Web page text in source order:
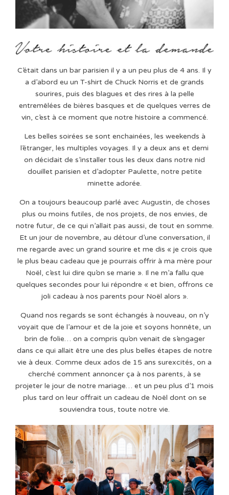
C’était dans un bar parisien il y a un peu plus de 4 ans. Il y
a d’abord eu un T-shirt de Chuck Norris et de grands
sourires, puis des blagues et des rires à la pelle
entremêlées de bières basques et de quelques verres de
vin, c’est à ce moment que notre histoire a commencé.
Les belles soirées se sont enchainées, les weekends à
l’étranger, les multiples voyages. Il y a deux ans et demi
on décidait de s’installer tous les deux dans notre nid
douillet parisien et d’adopter Paulette, notre petite
minette adorée.
On a toujours beaucoup parlé avec Augustin, de choses
plus ou moins futiles, de nos projets, de nos envies, de
notre futur, de ce qui n’allait pas aussi, de tout en somme.
Et un jour de novembre, au détour d’une conversation, il
me regarde avec un grand sourire et me dis « je crois que
le plus beau cadeau que je pourrais offrir à ma mère pour
Noël, c’est lui dire qu’on se marie ». Il ne m’a fallu que
quelques secondes pour lui répondre « et bien, offrons ce
joli cadeau à nos parents pour Noël alors ».
Quand nos regards se sont échangés à nouveau, on n’y
voyait que de l’amour et de la joie et soyons honnête, un
brin de folie… on a compris qu’on venait de s’engager
dans ce qui allait être une des plus belles étapes de notre
vie à deux. Comme deux ados de 15 ans surexcités, on a
cherché comment annoncer ça à nos parents, à se
projeter le jour de notre mariage… et un peu plus d’1 mois
plus tard on leur offrait un cadeau de Noël dont on se
souviendra tous, toute notre vie.